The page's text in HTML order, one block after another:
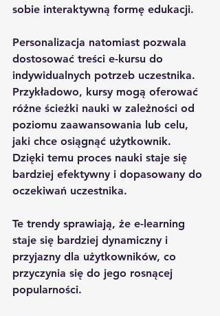
sobie interaktywną formę edukacji.
Personalizacja natomiast pozwala
dostosować treści e-kursu do
indywidualnych potrzeb uczestnika.
Przykładowo, kursy mogą oferować
różne ścieżki nauki w zależności od
poziomu zaawansowania lub celu,
jaki chce osiągnąć użytkownik.
Dzięki temu proces nauki staje się
bardziej efektywny i dopasowany do
oczekiwań uczestnika.
Te trendy sprawiają, że e-learning
staje się bardziej dynamiczny i
przyjazny dla użytkowników, co
przyczynia się do jego rosnącej
popularności.